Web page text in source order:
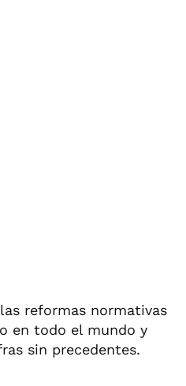
reformas normativas
en todo el mundo y
sin precedentes.